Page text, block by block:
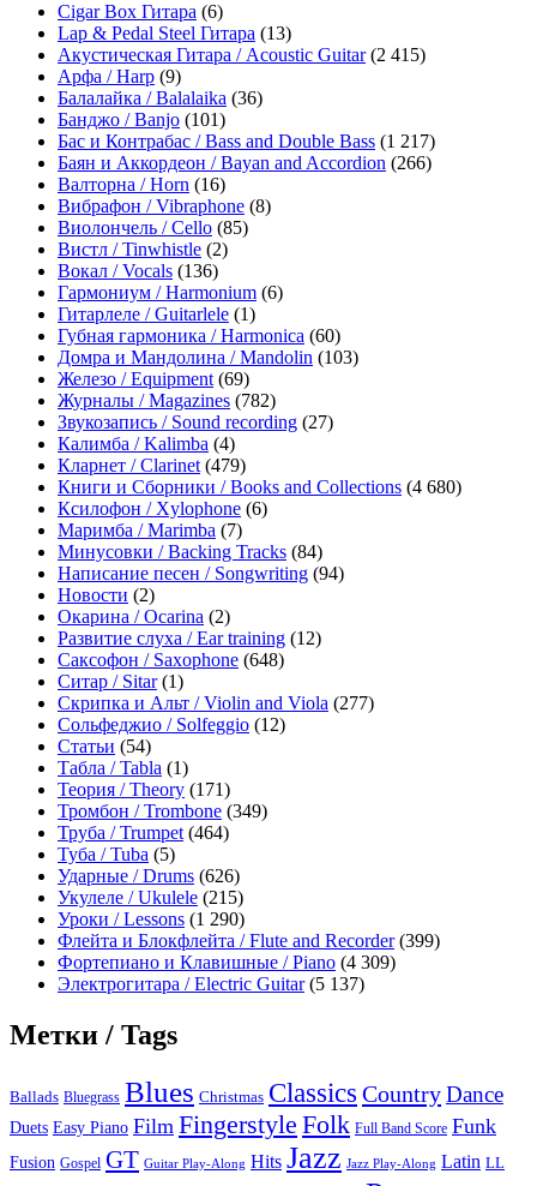
Cigar Box Гитара (6)
Lap & Pedal Steel Гитара (13)
Акустическая Гитара / Acoustic Guitar(2 415)
Арфа / Harp (9)
Балалайка / Balalaika (36)
Банджо / Banjo (101)
Бас и Контрабас / Bass and Double Bass (1 217)
Баян и Аккордеон / Bayan and Accordion (266)
Валторна / Horn (16)
Вибрафон / Vibraphone (8)
Виолончель / Cello (85)
Вистл / Tinwhistle (2)
Вокал / Vocals (136)
Гармониум / Harmonium (6)
Гитарлеле / Guitarlele (1)
Губная гармоника / Harmonica (60)
Домра и Мандолина / Mandolin (103)
Железо / Equipment(69)
Журналы / Magazines (782)
Звукозапись / Sound recording (27)
Калимба / Kalimba (4)
Кларнет / Clarinet(479)
Книги и Сборники / Books and Collections (4 680)
Ксилофон / Xylophone (6)
Маримба / Marimba (7)
Минусовки / Backing Tracks (84)
Написание песен / Songwriting (94)
Новости (2)
Окарина / Ocarina (2)
Развитие слуха / Ear training (12)
Саксофон / Saxophone (648)
Ситар / Sitar(1)
Скрипка и Альт / Violin and Viola (277)
Сольфеджио / Solfeggio (12)
Статьи (54)
Табла / Tabla (1)
Теория / Theory (171)
Тромбон / Trombone (349)
Труба / Trumpet(464)
Туба / Tuba (5)
Ударные / Drums (626)
Укулеле / Ukulele (215)
Уроки / Lessons (1 290)
Флейта и Блокфлейта / Flute and Recorder(399)
Фортепиано и Клавишные / Piano (4 309)
Электрогитара / Electric Guitar(5 137)
Метки / Tags
Ballads Bluegrass Blues Christmas Classics CountryDance
Duets Easy Piano Film Fingerstyle Folk Full Band Score Funk
Fusion Gospel GT Guitar Play-Along Hits Jazz Jazz Play-Along Latin LL